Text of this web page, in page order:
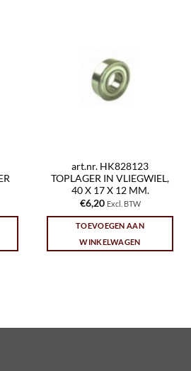
art.nr. HK828123
TOPLAGER IN VLIEGWIEL,
40 X 17 X 12 MM.
€6,20 Excl. BTW
TOEVOEGEN AAN
WINKELWAGEN